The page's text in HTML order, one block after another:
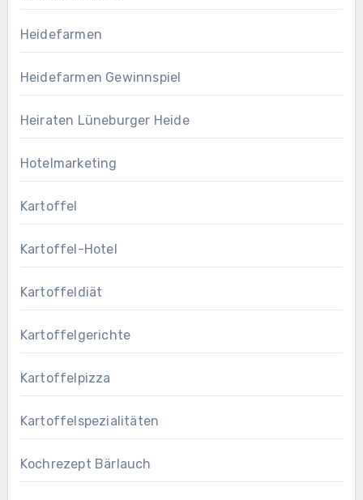
Heidefarmen
Heidefarmen Gewinnspiel
Heiraten Lüneburger Heide
Hotelmarketing
Kartoffel
Kartoffel-Hotel
Kartoffeldiät
Kartoffelgerichte
Kartoffelpizza
Kartoffelspezialitäten
Kochrezept Bärlauch